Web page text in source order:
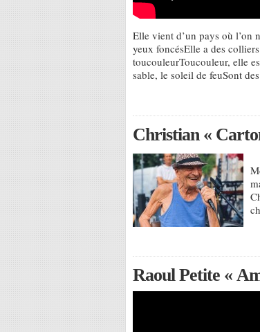
Elle vient d’un pays où l’on
yeux foncésElle a des
toucouleurToucouleur, elle
sable, le soleil de feuSont
Christian «
Raoul Petite «